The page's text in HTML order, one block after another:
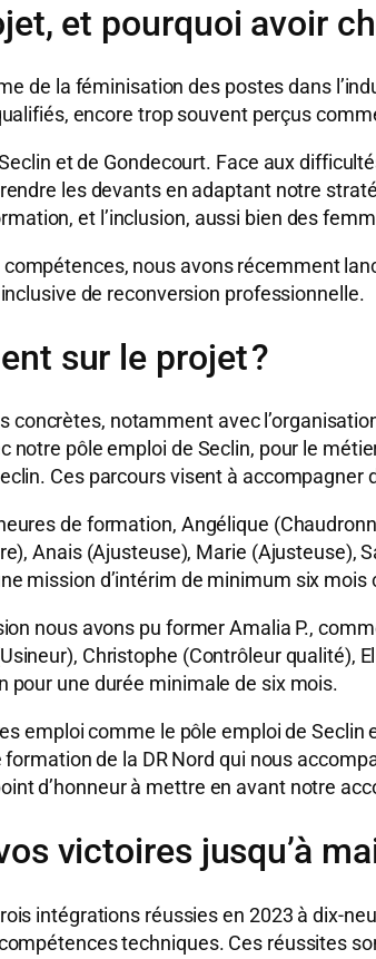
et pourquoi avoir
de la féminisation des postes dans
encore trop souvent perçus
et de Gondecourt. Face aux
les devants en adaptant notre
et l’inclusion, aussi bien des
nous avons récemment
de reconversion professionnelle.
sur le projet ?
notamment avec
pôle emploi de Seclin, pour le
Ces parcours visent à
de formation, Angélique
Anais (Ajusteuse), Marie (Ajusteuse),
mission d’intérim de minimum six mois
nous avons pu former Amalia P.,
Christophe (Contrôleur qualité),
pour une durée minimale de six mois.
emploi comme le pôle emploi de
de la DR Nord qui nous
d’honneur à mettre en avant notre
victoires jusqu’à
intégrations réussies en 2023 à dix-
techniques. Ces réussites